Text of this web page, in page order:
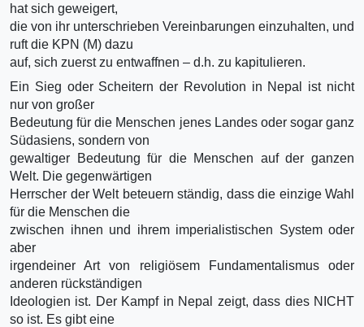
hat sich geweigert,
die von ihr unterschrieben Vereinbarungen einzuhalten, und
ruft die KPN (M) dazu
auf, sich zuerst zu entwaffnen – d.h. zu kapitulieren.
Ein Sieg oder Scheitern der Revolution in Nepal ist nicht
nur von großer
Bedeutung für die Menschen jenes Landes oder sogar ganz
Südasiens, sondern von
gewaltiger Bedeutung für die Menschen auf der ganzen
Welt. Die gegenwärtigen
Herrscher der Welt beteuern ständig, dass die einzige Wahl
für die Menschen die
zwischen ihnen und ihrem imperialistischen System oder
aber
irgendeiner Art von religiösem Fundamentalismus oder
anderen rückständigen
Ideologien ist. Der Kampf in Nepal zeigt, dass dies NICHT
so ist. Es gibt eine